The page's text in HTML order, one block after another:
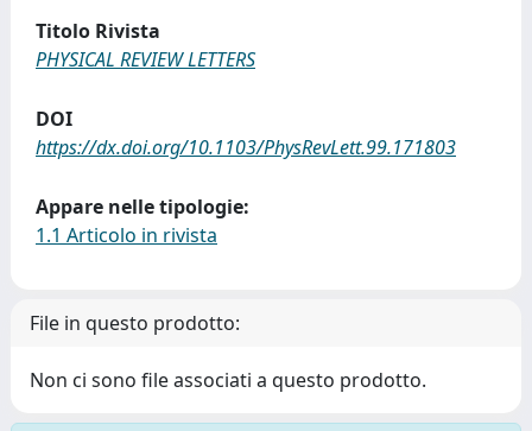
Titolo Rivista
PHYSICAL REVIEW LETTERS
DOI
https://dx.doi.org/10.1103/PhysRevLett.99.171803
Appare nelle tipologie:
1.1 Articolo in rivista
File in questo prodotto:
Non ci sono file associati a questo prodotto.